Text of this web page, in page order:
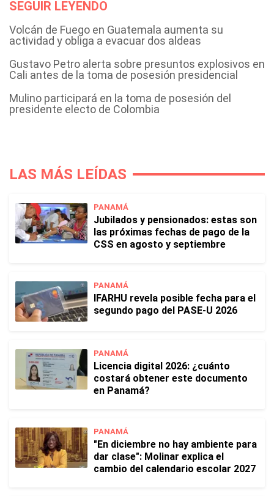
SEGUIR LEYENDO
Volcán de Fuego en Guatemala aumenta su
actividad y obliga a evacuar dos aldeas
Gustavo Petro alerta sobre presuntos explosivos en
Cali antes de la toma de posesión presidencial
Mulino participará en la toma de posesión del
presidente electo de Colombia
LAS MÁS LEÍDAS
PANAMÁ
Jubilados y pensionados: estas son
las próximas fechas de pago de la
CSS en agosto y septiembre
PANAMÁ
IFARHU revela posible fecha para el
segundo pago del PASE-U 2026
PANAMÁ
Licencia digital 2026: ¿cuánto
costará obtener este documento
en Panamá?
PANAMÁ
"En diciembre no hay ambiente para
dar clase": Molinar explica el
cambio del calendario escolar 2027